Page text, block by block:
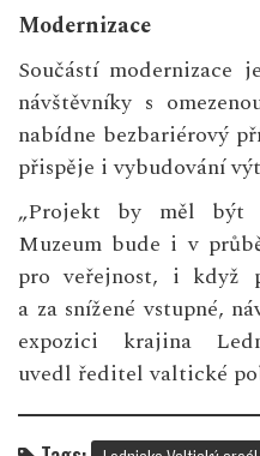
Modernizace
Součástí modernizace
návštěvníky s
nabídne bezbariérový
přispěje i vybudování
„Projekt by měl být
Muzeum bude i v
pro veřejnost, i když
a za snížené vstupné,
expozici krajina
uvedl ředitel valtické